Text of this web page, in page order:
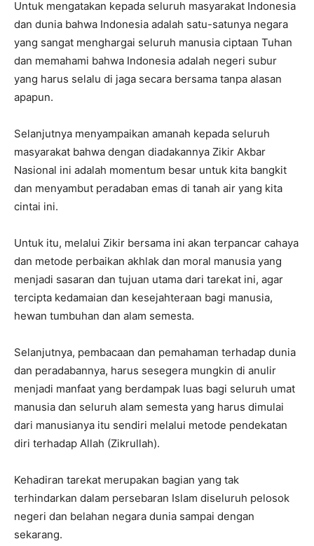
Untuk mengatakan kepada seluruh masyarakat Indonesia
dan dunia bahwa Indonesia adalah satu-satunya negara
yang sangat menghargai seluruh manusia ciptaan Tuhan
dan memahami bahwa Indonesia adalah negeri subur
yang harus selalu di jaga secara bersama tanpa alasan
apapun.
Selanjutnya menyampaikan amanah kepada seluruh
masyarakat bahwa dengan diadakannya Zikir Akbar
Nasional ini adalah momentum besar untuk kita bangkit
dan menyambut peradaban emas di tanah air yang kita
cintai ini.
Untuk itu, melalui Zikir bersama ini akan terpancar cahaya
dan metode perbaikan akhlak dan moral manusia yang
menjadi sasaran dan tujuan utama dari tarekat ini, agar
tercipta kedamaian dan kesejahteraan bagi manusia,
hewan tumbuhan dan alam semesta.
Selanjutnya, pembacaan dan pemahaman terhadap dunia
dan peradabannya, harus sesegera mungkin di anulir
menjadi manfaat yang berdampak luas bagi seluruh umat
manusia dan seluruh alam semesta yang harus dimulai
dari manusianya itu sendiri melalui metode pendekatan
diri terhadap Allah (Zikrullah).
Kehadiran tarekat merupakan bagian yang tak
terhindarkan dalam persebaran Islam diseluruh pelosok
negeri dan belahan negara dunia sampai dengan
sekarang.